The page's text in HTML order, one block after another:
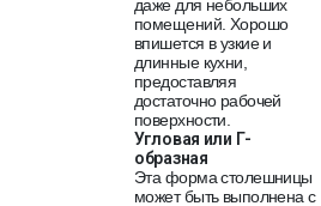
даже для небольших
помещений. Хорошо
впишется в узкие и
длинные кухни,
предоставляя
достаточно рабочей
поверхности.
Угловая или Г-
образная
Эта форма столешницы
может быть выполнена с